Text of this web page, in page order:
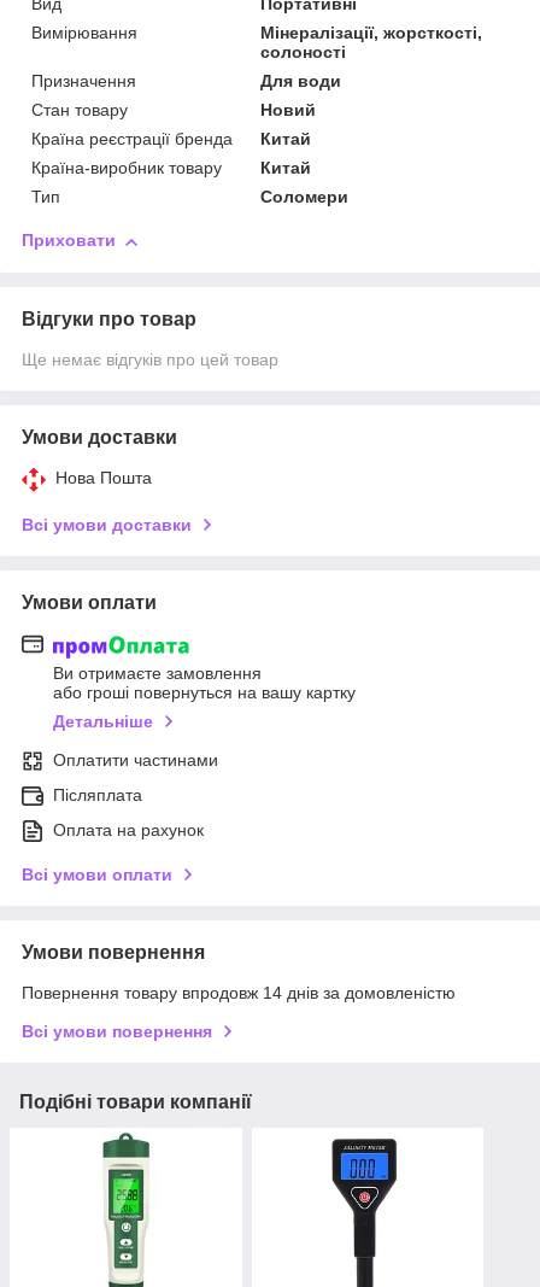
Вид
Портативні
Вимірювання
Мінералізації, жорсткості,
солоності
Призначення
Для води
Стан товару
Новий
Країна реєстрації бренда
Китай
Країна-виробник товару
Китай
Тип
Соломери
Приховати
Відгуки про товар
Ще немає відгуків про цей товар
Умови доставки
Нова Пошта
Всі умови доставки
Умови оплати
Ви отримаєте замовлення
або гроші повернуться на вашу картку
Детальніше
Оплатити частинами
Післяплата
Оплата на рахунок
Всі умови оплати
Умови повернення
Повернення товару впродовж 14 днів за домовленістю
Всі умови повернення
Подібні товари компанії